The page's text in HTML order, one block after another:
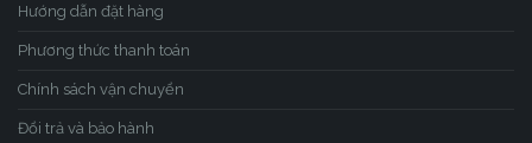
Hướng dẫn đặt hàng
Phương thức thanh toán
Chính sách vận chuyển
Đổi trả và bảo hành